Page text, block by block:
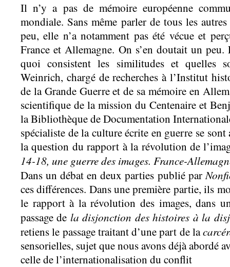
Il n’y a pas de mémoire européenne
mondiale. Sans même parler de tous les
peu, elle n’a notamment pas été vécue et
France et Allemagne. On s’en doutait un
quoi consistent les similitudes et quelles
Weinrich, chargé de recherches à l’Institut
de la Grande Guerre et de sa mémoire en
scientifique de la mission du Centenaire et
la Bibliothèque de Documentation
spécialiste de la culture écrite en guerre se
la question du rapport à la révolution de
14-18, une guerre des images. France-
Dans un débat en deux parties publié par
ces différences. Dans une première partie, ils
le rapport à la révolution des images, dans
passage de la disjonction des histoires à la
retiens le passage traitant d’une part de la
sensorielles, sujet que nous avons déjà abordé
celle de l’internationalisation du conflit